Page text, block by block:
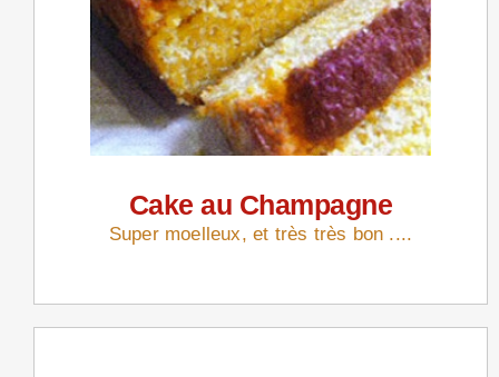
Cake au Champagne
Super moelleux, et très très bon ....